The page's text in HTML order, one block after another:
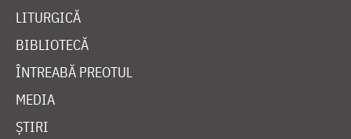
LITURGICĂ
BIBLIOTECĂ
ÎNTREABĂ PREOTUL
MEDIA
ȘTIRI